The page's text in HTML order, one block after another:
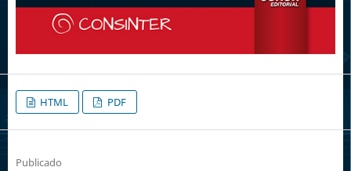
HTML PDF
Publicado